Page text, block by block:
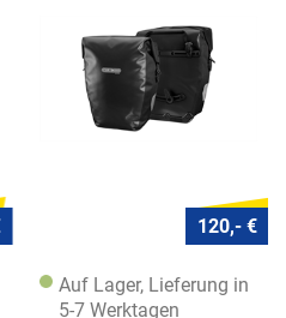
120,- €
Auf Lager, Lieferung in
5-7 Werktagen